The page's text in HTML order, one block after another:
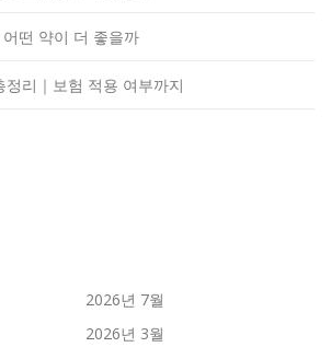
떤 약이 더 좋을까
정리｜보험 적용 여부까지
2026년 7월
2026년 3월